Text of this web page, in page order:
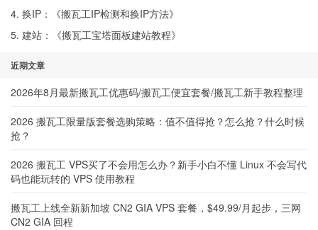
4. 换IP：《搬瓦工IP检测和换IP方法》
5. 建站：《搬瓦工宝塔面板建站教程》
近期文章
2026年8月最新搬瓦工优惠码/搬瓦工便宜套餐/搬瓦工新手教程整理
2026 搬瓦工限量版套餐选购策略：值不值得抢？怎么抢？什么时候
抢？
2026 搬瓦工 VPS买了不会用怎么办？新手小白不懂 Linux 不会写代
码也能玩转的 VPS 使用教程
搬瓦工上线全新新加坡 CN2 GIA VPS 套餐，$49.99/月起步，三网
CN2 GIA 回程